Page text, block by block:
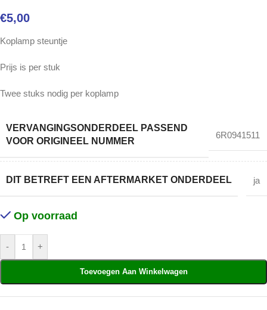
€5,00
Koplamp steuntje
Prijs is per stuk
Twee stuks nodig per koplamp
VERVANGINGSONDERDEEL PASSEND
VOOR ORIGINEEL NUMMER
6R0941511
DIT BETREFT EEN AFTERMARKET ONDERDEEL ja
Op voorraad
- +
Toevoegen Aan Winkelwagen